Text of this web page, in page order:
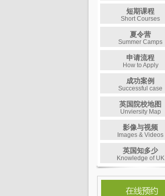
短期课程
Short Courses
夏令营
Summer Camps
申请流程
How to Apply
成功案例
Successful case
英国院校地图
Unviersity Map
影像与视频
Images & Videos
英国知多少
Knowledge of UK